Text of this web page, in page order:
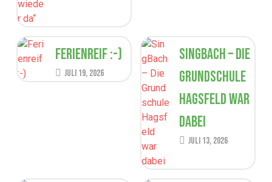
Ferienreif :-)
Juli 19, 2026
SingBach – Die
Grundschule
Hagsfeld war
dabei
Juli 13, 2026